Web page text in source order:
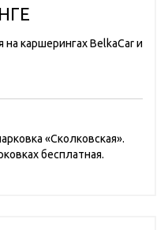
каршерингах BelkaCar и
«Сколковская».
бесплатная.